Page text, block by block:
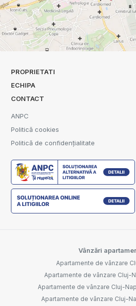
PROPRIETATI
ECHIPA
CONTACT
ANPC
Politică cookies
Politică de confidențialitate
Vânzări
Apartamente de vânzare
Apartamente de vânzare Cluj-
Apartamente de vânzare Cluj-
Apartamente de vânzare Cluj-